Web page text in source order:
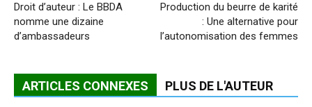
Droit d’auteur : Le BBDA
nomme une dizaine
d’ambassadeurs
Production du beurre de karité
: Une alternative pour
l’autonomisation des femmes
ARTICLES CONNEXES PLUS DE L'AUTEUR